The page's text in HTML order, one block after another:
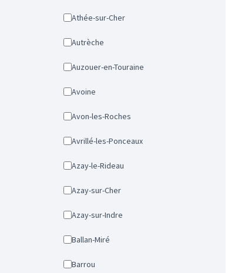
Athée-sur-Cher
Autrèche
Auzouer-en-Touraine
Avoine
Avon-les-Roches
Avrillé-les-Ponceaux
Azay-le-Rideau
Azay-sur-Cher
Azay-sur-Indre
Ballan-Miré
Barrou